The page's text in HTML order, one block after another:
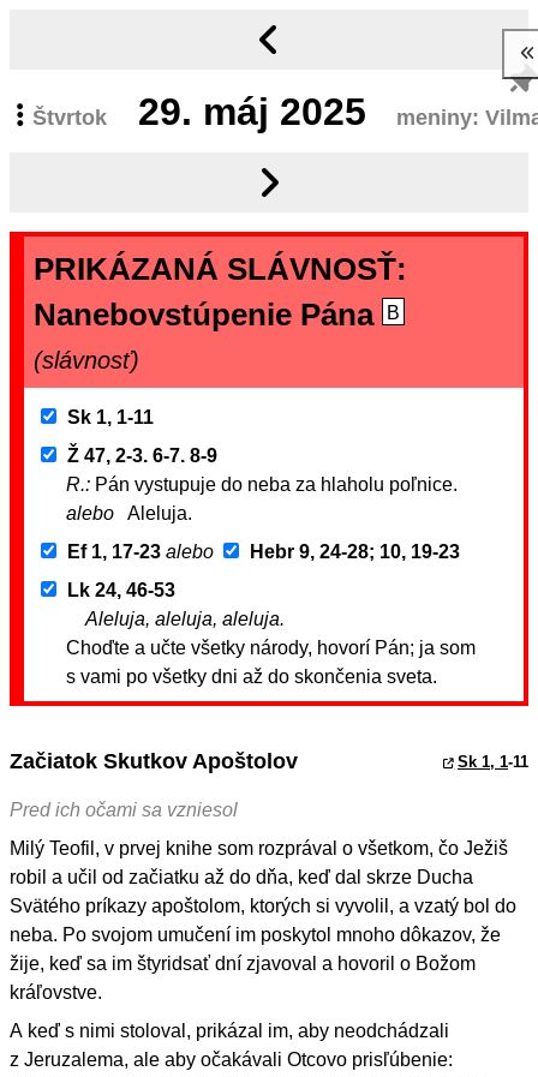
Štvrtok 29. máj 2025 meniny:
PRIKÁZANÁ SLÁVNOSŤ:
Nanebovstúpenie Pána
B
(slávnosť)
Sk 1, 1-11
Ž 47, 2-3. 6-7. 8-9
R.: Pán vystupuje do neba za hlaholu poľnice.
alebo
Aleluja.
Ef 1, 17-23 alebo
Hebr 9, 24-28; 10, 19-23
Lk 24, 46-53
Aleluja, aleluja, aleluja.
Choďte a učte všetky národy, hovorí Pán; ja som
s vami po všetky dni až do skončenia sveta.
Začiatok Skutkov Apoštolov Sk 1, 1-11
Pred ich očami sa vzniesol
Milý Teofil, v prvej knihe som rozprával o všetkom, čo Ježiš
robil a učil od začiatku až do dňa, keď dal skrze Ducha
Svätého príkazy apoštolom, ktorých si vyvolil, a vzatý bol do
neba. Po svojom umučení im poskytol mnoho dôkazov, že
žije, keď sa im štyridsať dní zjavoval a hovoril o Božom
kráľovstve.
A keď s nimi stoloval, prikázal im, aby neodchádzali
z Jeruzalema, ale aby očakávali Otcovo prisľúbenie: